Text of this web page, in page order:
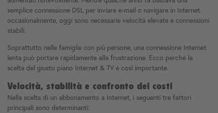
semplice connessione DSL per inviare e-mail o navigare in Internet
occasionalmente, oggi sono necessarie velocità elevate e connessioni
stabili.
Soprattutto nelle famiglie con più persone, una connessione Internet
lenta può portare rapidamente alla frustrazione. Ecco perché la
scelta del giusto piano Internet & TV è così importante.
Velocità, stabilità e confronto dei costi
Nella scelta di un abbonamento a Internet, i seguenti tre fattori
principali sono determinanti: